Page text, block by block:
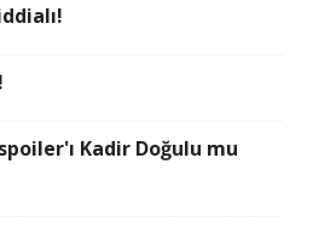
Kadir Doğulu mu